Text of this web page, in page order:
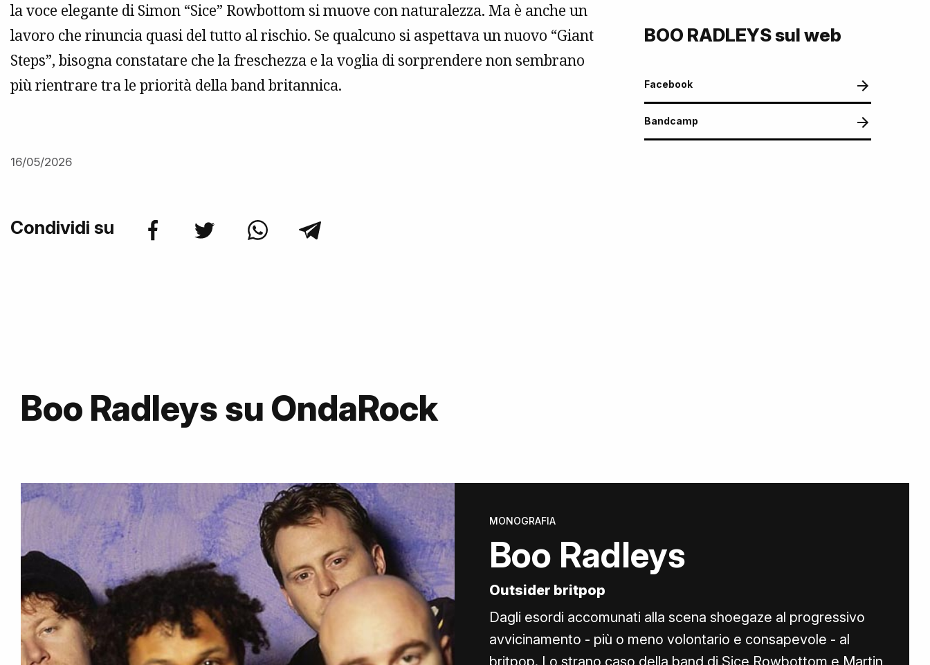
la voce elegante di Simon “Sice” Rowbottom si muove con naturalezza. Ma è anche un
lavoro che rinuncia quasi del tutto al rischio. Se qualcuno si aspettava un nuovo “Giant
Steps”, bisogna constatare che la freschezza e la voglia di sorprendere non sembrano
più rientrare tra le priorità della band britannica.
16/05/2026
Condividi su
BOO RADLEYS sul web
Facebook
Bandcamp
Boo Radleys su OndaRock
MONOGRAFIA
Boo Radleys
Outsider britpop
Dagli esordi accomunati alla scena shoegaze al progressivo
avvicinamento - più o meno volontario e consapevole - al